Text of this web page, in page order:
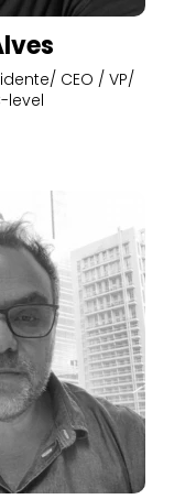
CEO / VP/
level